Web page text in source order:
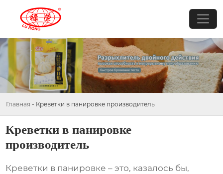
Главная - Креветки в панировке производитель
Креветки в панировке
производитель
Креветки в панировке – это, казалось бы,